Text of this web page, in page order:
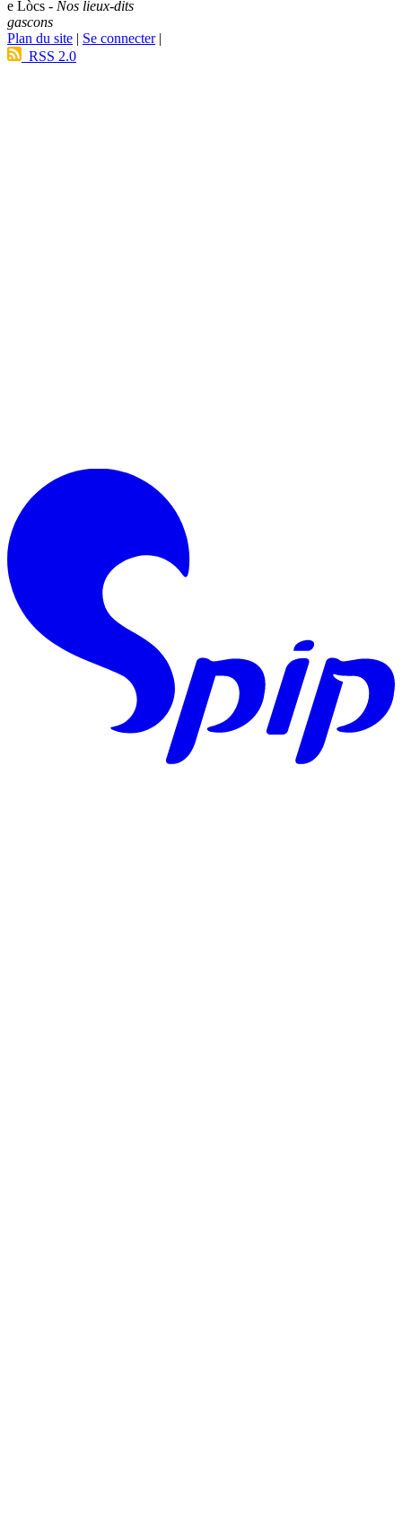
e Lòcs - Nos lieux-dits
gascons
Plan du site | Se connecter|
RSS 2.0